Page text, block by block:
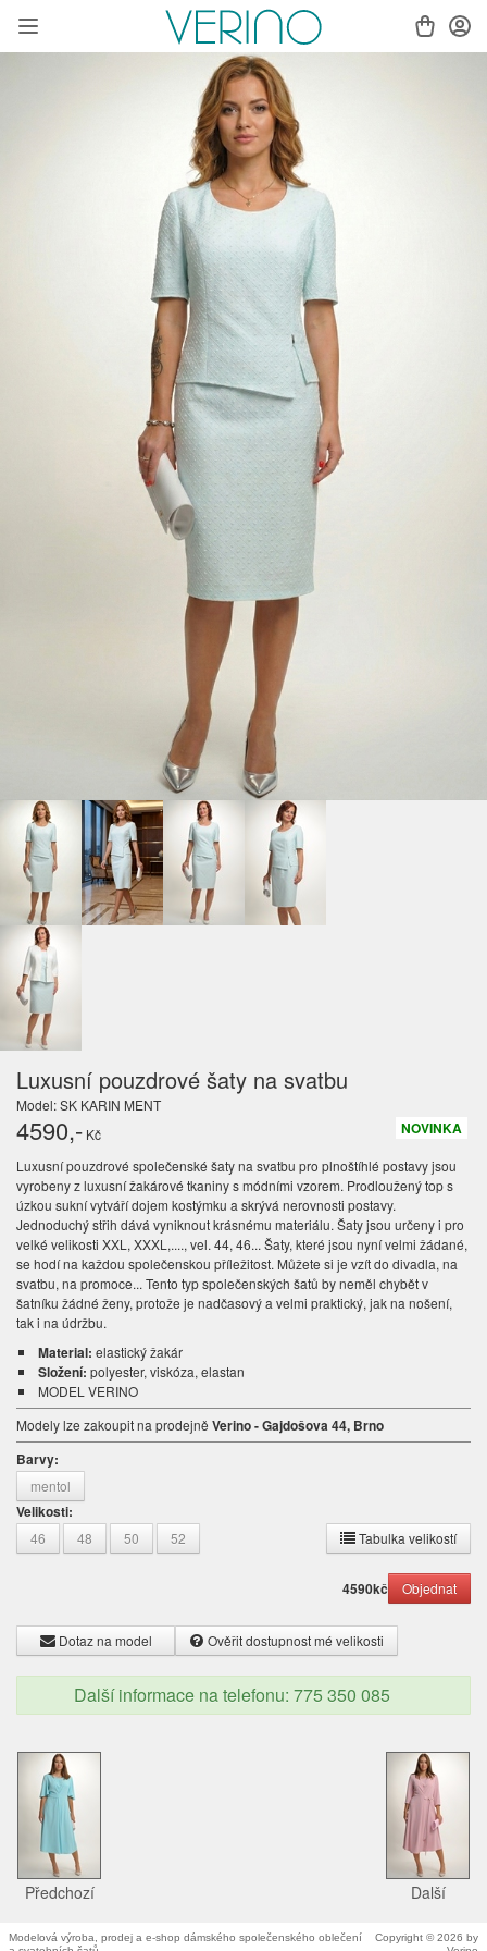
Luxusní pouzdrové šaty na svatbu
Model: SK KARIN MENT
NOVINKA
4590,- Kč
Luxusní pouzdrové společenské šaty na svatbu pro plnoštíhlé postavy jsou
vyrobeny z luxusní žakárové tkaniny s módními vzorem. Prodloužený top s
úzkou sukní vytváří dojem kostýmku a skrývá nerovnosti postavy.
Jednoduchý střih dává vyniknout krásnému materiálu. Šaty jsou určeny i pro
velké velikosti XXL, XXXL,...., vel. 44, 46... Šaty, které jsou nyní velmi žádané,
se hodí na každou společenskou příležitost. Můžete si je vzít do divadla, na
svatbu, na promoce... Tento typ společenských šatů by neměl chybět v
šatníku žádné ženy, protože je nadčasový a velmi praktický, jak na nošení,
tak i na údržbu.
Material: elastický žakár
Složení: polyester, viskóza, elastan
MODEL VERINO
Modely lze zakoupit na prodejně Verino - Gajdošova 44, Brno
Barvy:
mentol
Velikosti:
46 48 50 52 Tabulka velikostí
4590kč
Dotaz na model Ověřit dostupnost mé velikosti
Další informace na telefonu: 775 350 085
Další
Předchozí
Copyright © 2026 by
Modelová výroba, prodej a e-shop dámského společenského oblečení